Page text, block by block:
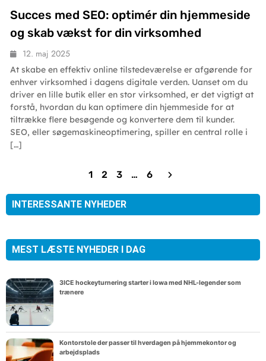
Succes med SEO: optimér din hjemmeside
og skab vækst for din virksomhed
12. maj 2025
At skabe en effektiv online tilstedeværelse er afgørende for
enhver virksomhed i dagens digitale verden. Uanset om du
driver en lille butik eller en stor virksomhed, er det vigtigt at
forstå, hvordan du kan optimere din hjemmeside for at
tiltrække flere besøgende og konvertere dem til kunder.
SEO, eller søgemaskineoptimering, spiller en central rolle i
[…]
1 2 3 … 6
INTERESSANTE NYHEDER
MEST LÆSTE NYHEDER I DAG
3ICE hockeyturnering starter i Iowa med NHL-legender som
trænere
Kontorstole der passer til hverdagen på hjemmekontor og
arbejdsplads